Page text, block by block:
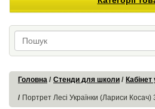
Головна Стенди для школи
Портрет Лесі Українки (Лариси